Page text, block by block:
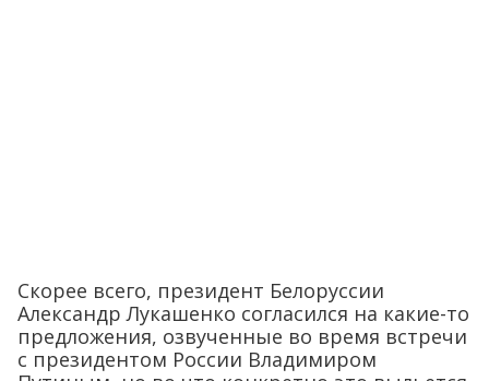
Скорее всего, президент Белоруссии
Александр Лукашенко согласился на какие-то
предложения, озвученные во время встречи
с президентом России Владимиром